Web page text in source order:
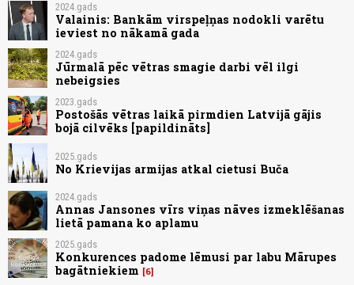
2024.gads
Valainis: Bankām virspeļņas nodokli varētu
ieviest no nākamā gada
2024.gads
Jūrmalā pēc vētras smagie darbi vēl ilgi
nebeigsies
2023.gads
Postošās vētras laikā pirmdien Latvijā gājis
bojā cilvēks [papildināts]
2025.gads
No Krievijas armijas atkal cietusi Buča
2024.gads
Annas Jansones vīrs viņas nāves izmeklēšanas
lietā pamana ko aplamu
2025.gads
Konkurences padome lēmusi par labu Mārupes
bagātniekiem
6